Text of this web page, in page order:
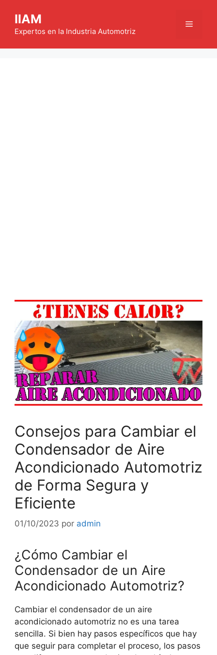
contenido
IIAM
Expertos en la Industria Automotriz
Menú
Consejos para Cambiar el
Condensador de Aire
Acondicionado Automotriz
de Forma Segura y
Eficiente
01/10/2023 por admin
¿Cómo Cambiar el
Condensador de un Aire
Acondicionado Automotriz?
Cambiar el condensador de un aire
acondicionado automotriz no es una tarea
sencilla. Si bien hay pasos específicos que hay
que seguir para completar el proceso, los pasos